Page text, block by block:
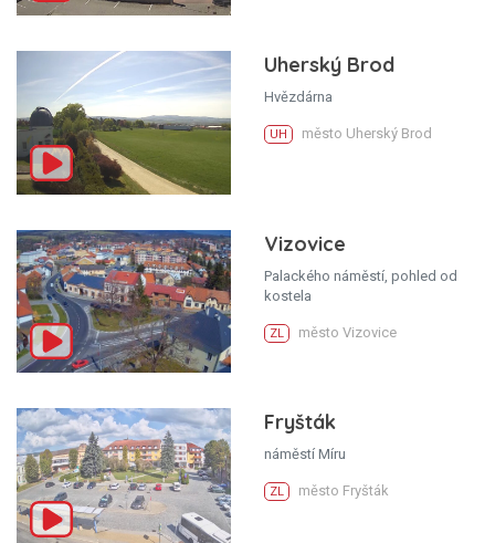
Uherský Brod
Hvězdárna
UH město Uherský Brod
Vizovice
Palackého náměstí, pohled od
kostela
ZL město Vizovice
Fryšták
náměstí Míru
ZL město Fryšták